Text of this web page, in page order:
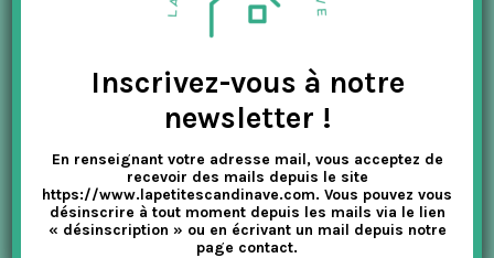
Inscrivez-vous à notre
newsletter !
En renseignant votre adresse mail, vous acceptez de
recevoir des mails depuis le site
https://www.lapetitescandinave.com. Vous pouvez vous
désinscrire à tout moment depuis les mails via le lien
« désinscription » ou en écrivant un mail depuis notre
page contact.